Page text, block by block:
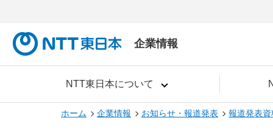
企業情報
NTT東日本について
ホーム 企業情報 お知らせ・報道発表 報道発表資